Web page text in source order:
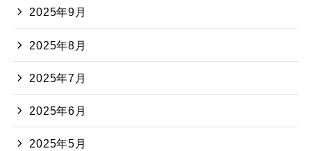
2025年9月
2025年8月
2025年7月
2025年6月
2025年5月